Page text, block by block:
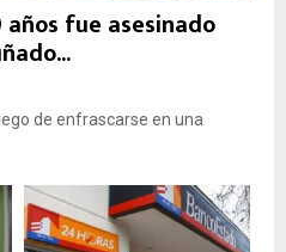
años fue asesinado
de enfrascarse en una